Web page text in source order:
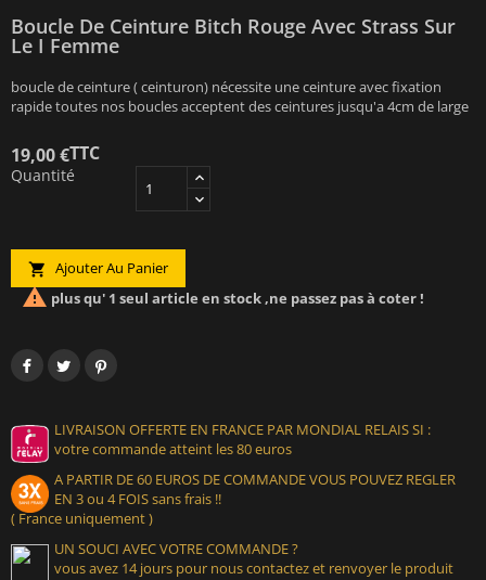
Boucle De Ceinture Bitch Rouge Avec Strass Sur
Le I Femme
boucle de ceinture ( ceinturon) nécessite une ceinture avec fixation
rapide toutes nos boucles acceptent des ceintures jusqu'a 4cm de large
19,00 €TTC
Quantité
 Ajouter Au Panier
 plus qu' 1 seul article en stock ,ne passez pas à coter !
LIVRAISON OFFERTE EN FRANCE PAR MONDIAL RELAIS SI :
votre commande atteint les 80 euros
A PARTIR DE 60 EUROS DE COMMANDE VOUS POUVEZ REGLER
EN 3 ou 4 FOIS sans frais !!
( France uniquement )
UN SOUCI AVEC VOTRE COMMANDE ?
vous avez 14 jours pour nous contactez et renvoyer le produit